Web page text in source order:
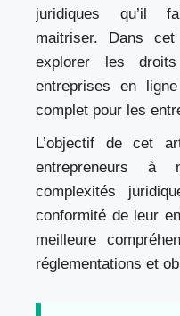
juridiques qu’il
maitriser. Dans
explorer les droits
entreprises en
complet pour les
L’objectif de cet
entrepreneurs à
complexités
conformité de leur
meilleure
réglementations et